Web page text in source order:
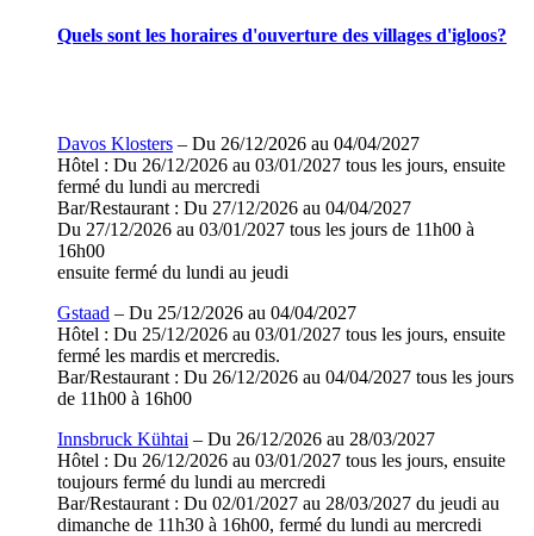
Quels sont les horaires d'ouverture des villages d'igloos?
Davos Klosters – Du 26/12/2026 au 04/04/2027
Hôtel : Du 26/12/2026 au 03/01/2027 tous les jours, ensuite
fermé du lundi au mercredi
Bar/Restaurant : Du 27/12/2026 au 04/04/2027
Du 27/12/2026 au 03/01/2027 tous les jours de 11h00 à
16h00
ensuite fermé du lundi au jeudi
Gstaad – Du 25/12/2026 au 04/04/2027
Hôtel : Du 25/12/2026 au 03/01/2027 tous les jours, ensuite
fermé les mardis et mercredis.
Bar/Restaurant : Du 26/12/2026 au 04/04/2027 tous les jours
de 11h00 à 16h00
Innsbruck Kühtai – Du 26/12/2026 au 28/03/2027
Hôtel : Du 26/12/2026 au 03/01/2027 tous les jours, ensuite
toujours fermé du lundi au mercredi
Bar/Restaurant : Du 02/01/2027 au 28/03/2027 du jeudi au
dimanche de 11h30 à 16h00, fermé du lundi au mercredi